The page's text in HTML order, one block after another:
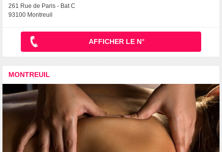
261 Rue de Paris - Bat C
93100 Montreuil
AFFICHER LE N°
MONTREUIL